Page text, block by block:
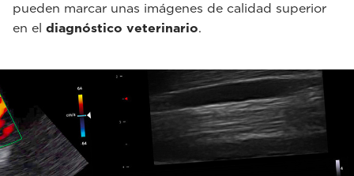
pueden marcar unas imágenes de calidad superior
en el diagnóstico veterinario.